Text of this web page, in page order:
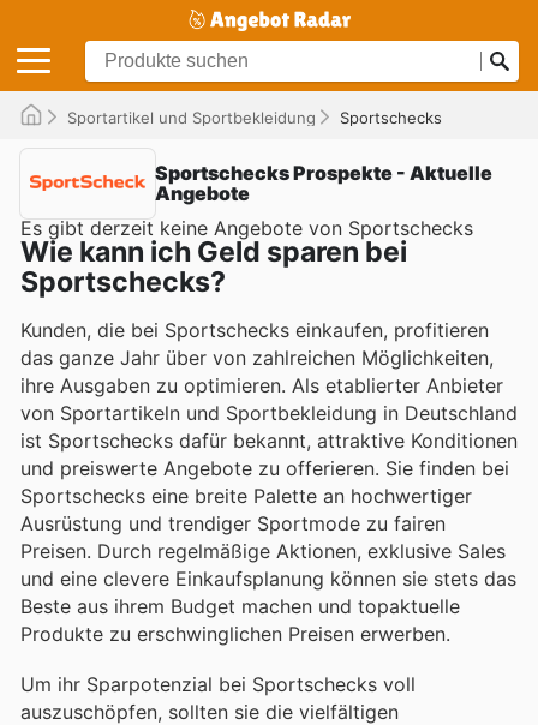
Sportartikel und Sportbekleidung Sportschecks
Sportschecks Prospekte - Aktuelle
Angebote
Es gibt derzeit keine Angebote von Sportschecks
Wie kann ich Geld sparen bei
Sportschecks?
Kunden, die bei Sportschecks einkaufen, profitieren
das ganze Jahr über von zahlreichen Möglichkeiten,
ihre Ausgaben zu optimieren. Als etablierter Anbieter
von Sportartikeln und Sportbekleidung in Deutschland
ist Sportschecks dafür bekannt, attraktive Konditionen
und preiswerte Angebote zu offerieren. Sie finden bei
Sportschecks eine breite Palette an hochwertiger
Ausrüstung und trendiger Sportmode zu fairen
Preisen. Durch regelmäßige Aktionen, exklusive Sales
und eine clevere Einkaufsplanung können sie stets das
Beste aus ihrem Budget machen und topaktuelle
Produkte zu erschwinglichen Preisen erwerben.
Um ihr Sparpotenzial bei Sportschecks voll
auszuschöpfen, sollten sie die vielfältigen